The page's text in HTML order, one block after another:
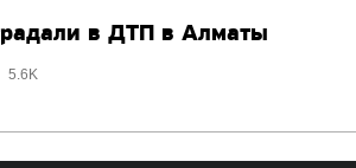
в ДТП в Алматы
5.6K